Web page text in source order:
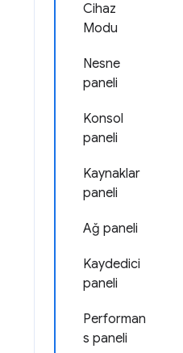
Cihaz
Modu
Nesne
paneli
Konsol
paneli
Kaynaklar
paneli
Ağ paneli
Kaydedici
paneli
Performan
s paneli